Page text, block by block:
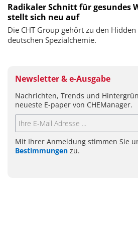
Radikaler Schnitt für gesundes
stellt sich neu auf
Die CHT Group gehört zu den
deutschen Spezialchemie.
Newsletter & e-Ausgabe
Nachrichten, Trends und
neueste E-paper von CHEManager.
Mit Ihrer Anmeldung stimmen Sie
Bestimmungen zu.